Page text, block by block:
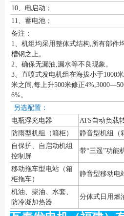
10、电启动；
11、蓄电池；
备注：
1、机组均采用整体式结构,所有部件
槽钢之上。
2、确保无漏油,漏水等不良现象。
3、直喷式发电机组在海拔小于1000
米之间,每上升500米修正
6%。
另选配置：
电瓶浮充电器
ATS自动负载
防雨型机组（箱柜）
静音型机组（
自保护、自启动机组
控制屏
带“三遥”功能
移动拖车型电站（箱
柜拖车）
静音型移动电
机油、柴油、水套、
防冷凝加热器
分体式日用燃